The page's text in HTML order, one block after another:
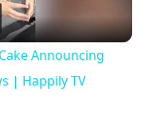
Announcing
| Happily TV